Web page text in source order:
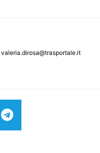
valeria.dirosa@trasportale.it